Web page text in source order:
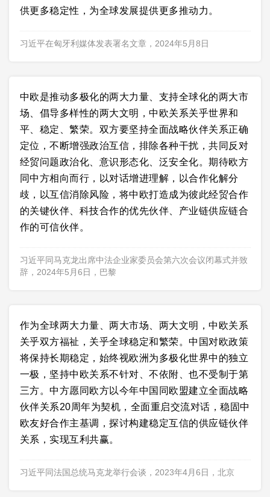
供更多稳定性，为全球发展提供更多推动力。
习近平在匈牙利媒体发表署名文章，2024年5月8日
中欧是推动多极化的两大力量、支持全球化的两大市
场、倡导多样性的两大文明，中欧关系关乎世界和
平、稳定、繁荣。双方要坚持全面战略伙伴关系正确
定位，不断增强政治互信，排除各种干扰，共同反对
经贸问题政治化、意识形态化、泛安全化。期待欧方
同中方相向而行，以对话增进理解，以合作化解分
歧，以互信消除风险，将中欧打造成为彼此经贸合作
的关键伙伴、科技合作的优先伙伴、产业链供应链合
作的可信伙伴。
习近平同马克龙出席中法企业家委员会第六次会议闭幕式并致
辞，2024年5月6日，巴黎
作为全球两大力量、两大市场、两大文明，中欧关系
关乎双方福祉，关乎全球稳定和繁荣。中国对欧政策
将保持长期稳定，始终视欧洲为多极化世界中的独立
一极，坚持中欧关系不针对、不依附、也不受制于第
三方。中方愿同欧方以今年中国同欧盟建立全面战略
伙伴关系20周年为契机，全面重启交流对话，稳固中
欧友好合作主基调，探讨构建稳定互信的供应链伙伴
关系，实现互利共赢。
习近平同法国总统马克龙举行会谈，2023年4月6日，北京